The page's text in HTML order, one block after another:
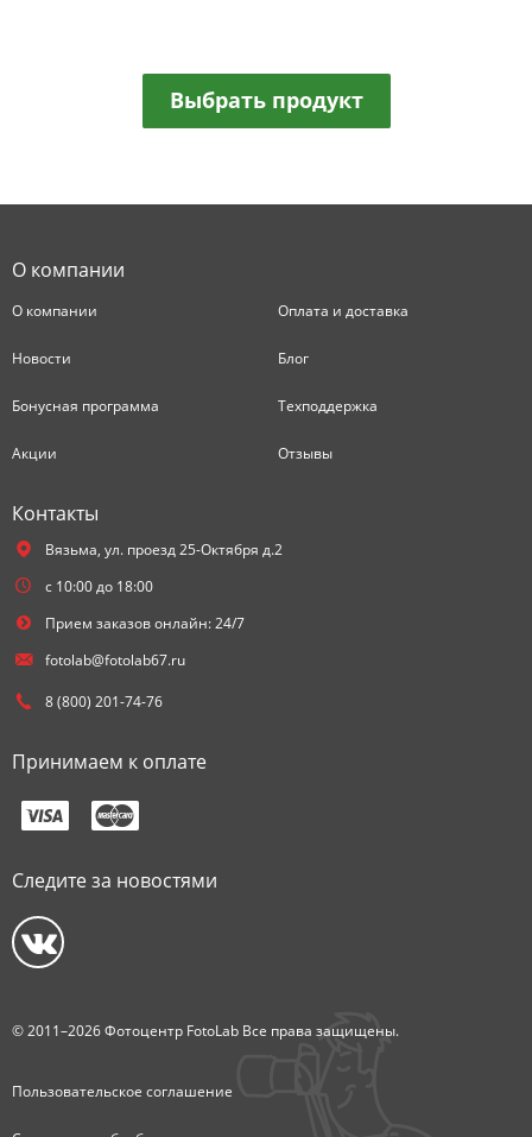
Выбрать продукт
О компании
О компании Оплата и доставка
Новости Блог
Бонусная программа Техподдержка
Акции Отзывы
Контакты
Вязьма, ул. проезд 25-Октября д.2
с 10:00 до 18:00
Прием заказов онлайн: 24/7
fotolab@fotolab67.ru
8 (800) 201-74-76
Принимаем к оплате
Следите за новостями
© 2011–2026 Фотоцентр FotoLab Все права защищены.
Пользовательское соглашение